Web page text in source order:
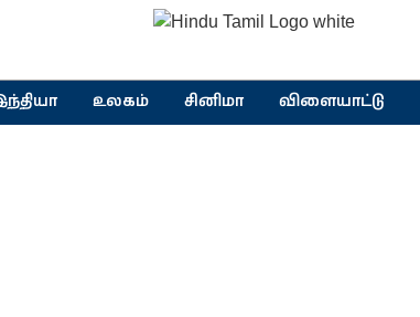
உலகம் சினிமா விளையாட்டு